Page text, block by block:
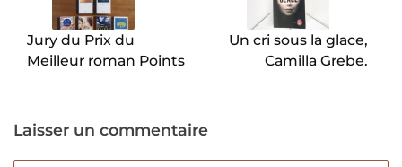
l’article
Jury du Prix du
Meilleur roman Points
Un cri sous la glace,
Camilla Grebe.
Laisser un commentaire